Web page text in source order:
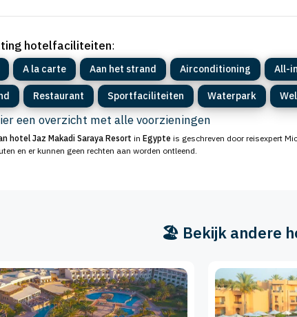
hotelfaciliteiten:
A la carte Aan het strand Airconditioning All-
Restaurant Sportfaciliteiten Waterpark
een overzicht met alle voorzieningen
hotel Jaz Makadi Saraya Resort in Egypte is geschreven door reisexpert
en er kunnen geen rechten aan worden ontleend.
🏖️ Bekijk andere